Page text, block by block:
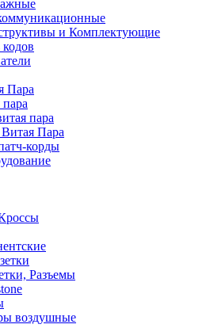
и Комплектующие
Пара
пара
пара
Пара
корды
Разъемы
воздушные